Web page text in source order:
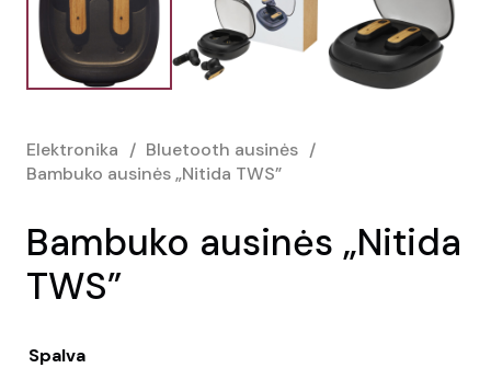
Elektronika / Bluetooth ausinės /
Bambuko ausinės „Nitida TWS”
Bambuko ausinės „Nitida
TWS”
Spalva